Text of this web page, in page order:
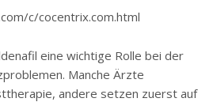
c/cocentrix.com.html
eine wichtige Rolle bei der
Manche Ärzte
andere setzen zuerst auf